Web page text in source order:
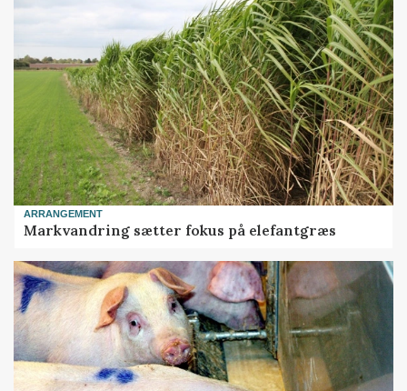
ARRANGEMENT
Markvandring sætter fokus på elefantgræs